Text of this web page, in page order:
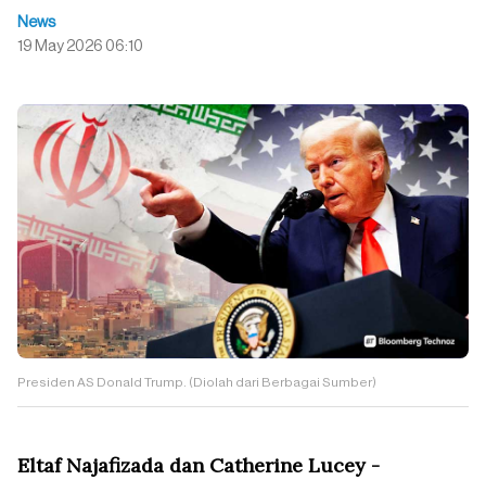
News
19 May 2026 06:10
Presiden AS Donald Trump. (Diolah dari Berbagai Sumber)
Eltaf Najafizada dan Catherine Lucey -